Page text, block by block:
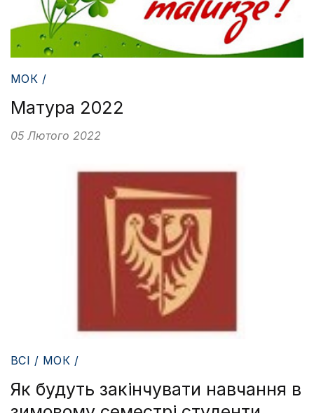
МОК /
Матура 2022
05 Лютого 2022
ВСІ / МОК /
Як будуть закінчувати навчання в